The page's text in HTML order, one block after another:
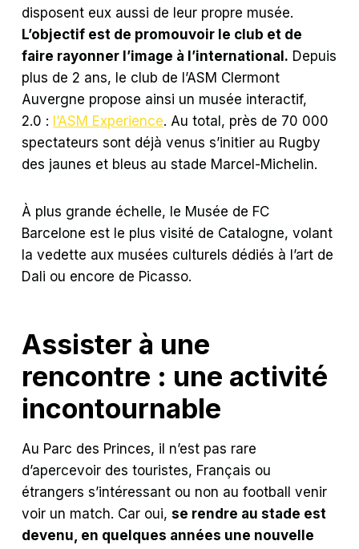
disposent eux aussi de leur propre musée.
L’objectif est de promouvoir le club et de
faire rayonner l’image à l’international. Depuis
plus de 2 ans, le club de l’ASM Clermont
Auvergne propose ainsi un musée interactif,
2.0 : l’ASM Experience. Au total, près de 70 000
spectateurs sont déjà venus s’initier au Rugby
des jaunes et bleus au stade Marcel-Michelin.
À plus grande échelle, le Musée de FC
Barcelone est le plus visité de Catalogne, volant
la vedette aux musées culturels dédiés à l’art de
Dali ou encore de Picasso.
Assister à une
rencontre : une activité
incontournable
Au Parc des Princes, il n’est pas rare
d’apercevoir des touristes, Français ou
étrangers s’intéressant ou non au football venir
voir un match. Car oui,se rendre au stade est
devenu, en quelques années une nouvelle